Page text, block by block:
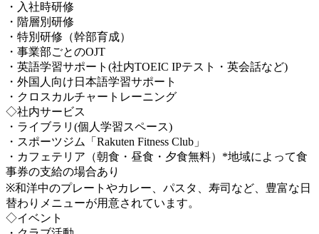
・入社時研修
・階層別研修
・特別研修（幹部育成）
・事業部ごとのOJT
・英語学習サポート(社内TOEIC IPテスト・英会話など)
・外国人向け日本語学習サポート
・クロスカルチャートレーニング
◇社内サービス
・ライブラリ(個人学習スペース)
・スポーツジム「Rakuten Fitness Club」
・カフェテリア（朝食・昼食・夕食無料）*地域によって食
事券の支給の場合あり
※和洋中のプレートやカレー、パスタ、寿司など、豊富な日
替わりメニューが用意されています。
◇イベント